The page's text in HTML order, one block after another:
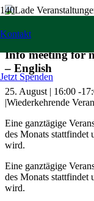
Kontakt
Jetzt Spenden
« Alle Veranstaltungen
Info meeting for
– English
25. August | 16:00 -
|Wiederkehrende
Eine ganztägige
des Monats stattfindet
wird.
Eine ganztägige
des Monats stattfindet
wird.